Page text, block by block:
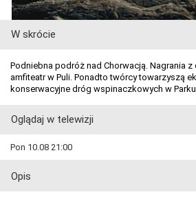
W skrócie
Podniebna podróż nad Chorwacją. Nagrania
amfiteatr w Puli. Ponadto twórcy towarzyszą
konserwacyjne dróg wspinaczkowych w
Oglądaj w telewizji
Pon 10.08 21:00
Opis